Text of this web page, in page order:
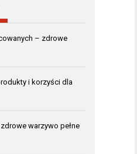
– zdrowe
i korzyści dla
warzywo pełne